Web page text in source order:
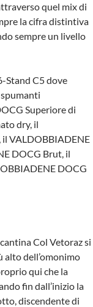
quel mix di
la cifra distintiva
sempre un livello
Stand C5 dove
Superiore di
dry, il
VALDOBBIADENE
DOCG Brut, il
DOCG
Col Vetoraz si
dell’omonimo
qui che la
fin dall’inizio la
discendente di